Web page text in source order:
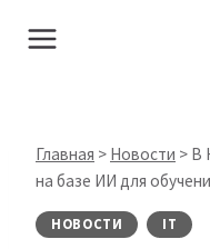
Главная > Новости > В
на базе ИИ для
НОВОСТИ IT